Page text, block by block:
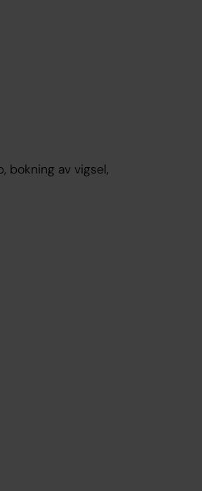
bokning av vigsel,